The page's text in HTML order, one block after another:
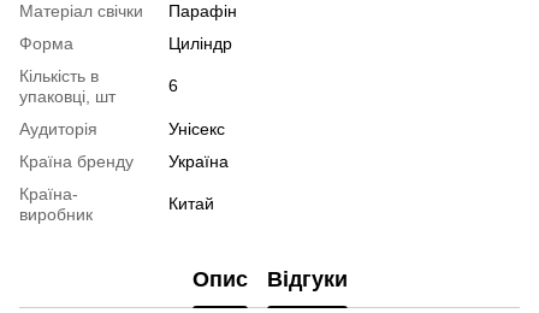
Матеріал свічки
Парафін
Форма
Циліндр
Кількість в
упаковці, шт
6
Аудиторія
Унісекс
Країна бренду
Україна
Країна-
виробник
Китай
Опис Відгуки